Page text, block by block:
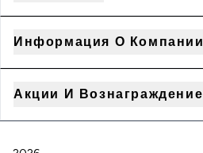
Информация О Компании
Акции И Вознаграждение